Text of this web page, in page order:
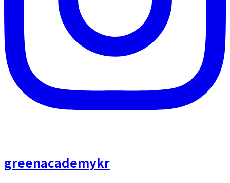
greenacademykr